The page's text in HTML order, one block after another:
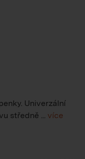
Univerzální
středně ... více